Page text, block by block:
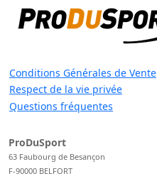
Conditions Générales de Vente
Respect de la vie privée
Questions fréquentes
ProDuSport
63 Faubourg de Besançon
F-90000 BELFORT